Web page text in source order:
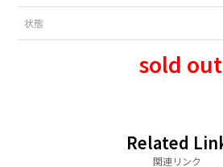
状態
sold out
Related
関連リンク